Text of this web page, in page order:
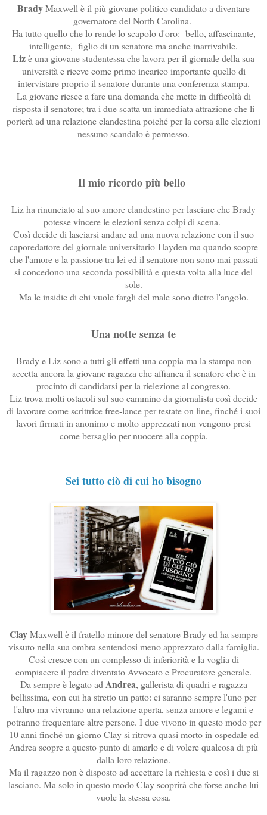
BradyMaxwell è il più giovane politico candidato a diventare
governatore del North Carolina.
Ha tutto quello che lo rende lo scapolo d'oro: bello, affascinante,
intelligente, figlio di un senatore ma anche inarrivabile.
Lizè una giovane studentessa che lavora per il giornale della sua
università e riceve come primo incarico importante quello di
intervistare proprio il senatore durante una conferenza stampa.
La giovane riesce a fare una domanda che mette in difficoltà di
risposta il senatore; tra i due scatta un immediata attrazione che li
porterà ad una relazione clandestina poiché per la corsa alle elezioni
nessuno scandalo è permesso.
Il mio ricordo più bello
Liz ha rinunciato al suo amore clandestino per lasciare che Brady
potesse vincere le elezioni senza colpi di scena.
Così decide di lasciarsi andare ad una nuova relazione con il suo
caporedattore del giornale universitario Hayden ma quando scopre
che l'amore e la passione tra lei ed il senatore non sono mai passati
si concedono una seconda possibilità e questa volta alla luce del
sole.
Ma le insidie di chi vuole fargli del male sono dietro l'angolo.
Una notte senza te
Brady e Liz sono a tutti gli effetti una coppia ma la stampa non
accetta ancora la giovane ragazza che affianca il senatore che è in
procinto di candidarsi per la rielezione al congresso.
Liz trova molti ostacoli sul suo cammino da giornalista così decide
di lavorare come scrittrice free-lance per testate on line, finché i suoi
lavori firmati in anonimo e molto apprezzati non vengono presi
come bersaglio per nuocere alla coppia.
Sei tutto ciò di cui ho bisogno
ClayMaxwell è il fratello minore del senatore Brady ed ha sempre
vissuto nella sua ombra sentendosi meno apprezzato dalla famiglia.
Così cresce con un complesso di inferiorità e la voglia di
compiacere il padre diventato Avvocato e Procuratore generale.
Da sempre è legato ad Andrea, gallerista di quadri e ragazza
bellissima, con cui ha stretto un patto: ci saranno sempre l'uno per
l'altro ma vivranno una relazione aperta, senza amore e legami e
potranno frequentare altre persone. I due vivono in questo modo per
10 anni finché un giorno Clay si ritrova quasi morto in ospedale ed
Andrea scopre a questo punto di amarlo e di volere qualcosa di più
dalla loro relazione.
Ma il ragazzo non è disposto ad accettare la richiesta e così i due si
lasciano. Ma solo in questo modo Clay scoprirà che forse anche lui
vuole la stessa cosa.